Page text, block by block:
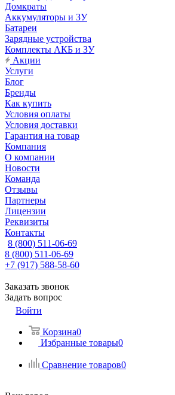
Домкраты
Аккумуляторы и ЗУ
Батареи
Зарядные устройства
Комплекты АКБ и ЗУ
Акции
Услуги
Блог
Бренды
Как купить
Условия оплаты
Условия доставки
Гарантия на товар
Компания
О компании
Новости
Команда
Отзывы
Партнеры
Лицензии
Реквизиты
Контакты
8 (800) 511-06-69
8 (800) 511-06-69
+7 (917) 588-58-60
Заказать звонок
Задать вопрос
Войти
Корзина0
Избранные товары0
Сравнение товаров0